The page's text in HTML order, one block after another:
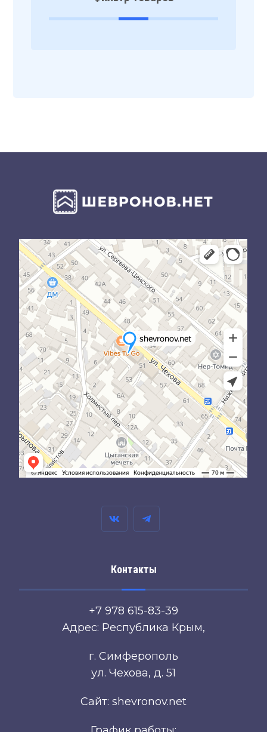
Контакты
+7 978 615-83-39
Адрес: Республика Крым,
г. Симферополь
ул. Чехова, д. 51
Сайт: shevronov.net